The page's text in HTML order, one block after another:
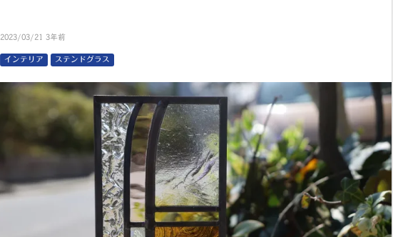
2023/03/21 3年前
インテリア ステンドグラス